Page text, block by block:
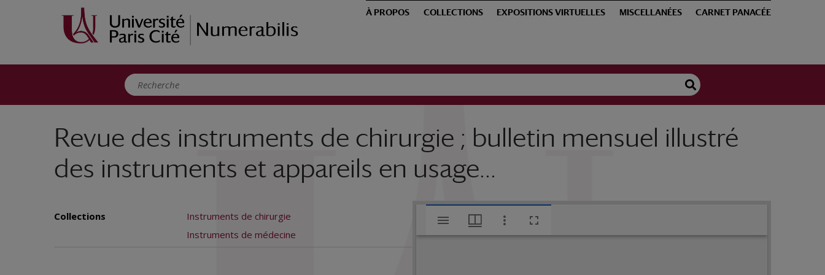
À PROPOS COLLECTIONS EXPOSITIONS VIRTUELLES MISCELLANÉES CARNET PANACÉE
Revue des instruments de chirurgie ; bulletin mensuel illustré
des instruments et appareils en usage...
Collections
Instruments de chirurgie
Instruments de médecine
V
Panneau de gestion des cookies